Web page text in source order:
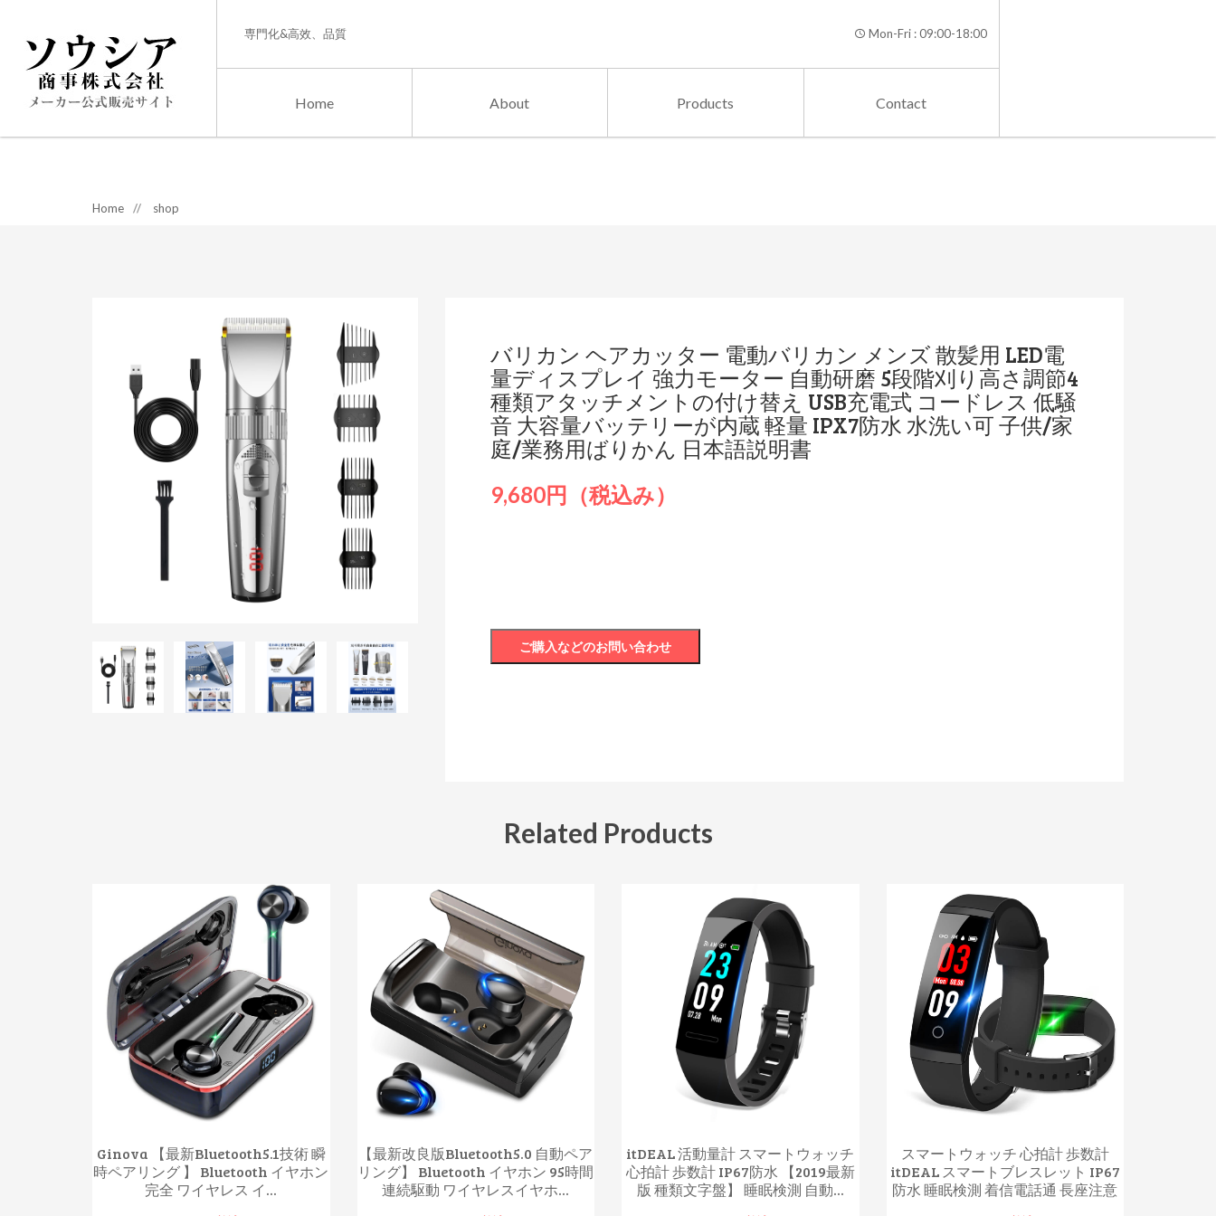
専門化&高效、品質 Mon-Fri : 09:00-18:00
Home About Products Contact
Home // shop
バリカン ヘアカッター 電動バリカン メンズ 散髪用 LED電
量ディスプレイ 強力モーター 自動研磨 5段階刈り高さ調節4
種類アタッチメントの付け替え USB充電式 コードレス 低騒
音 大容量バッテリーが内蔵 軽量 IPX7防水 水洗い可 子供/家
庭/業務用ばりかん 日本語説明書
9,680円（税込み）
Related Products
Ginova 【最新Bluetooth5.1技術 瞬
時ペアリング 】 Bluetooth イヤホン
完全 ワイヤレス イ...
【最新改良版Bluetooth5.0 自動ペア
リング】 Bluetooth イヤホン 95時間
連続駆動 ワイヤレスイヤホ...
itDEAL 活動量計 スマートウォッチ
心拍計 歩数計 IP67防水 【2019最新
版 種類文字盤】 睡眠検測 自動...
スマートウォッチ 心拍計 歩数計
itDEAL スマートブレスレット IP67
防水 睡眠検測 着信電話通 長座注意